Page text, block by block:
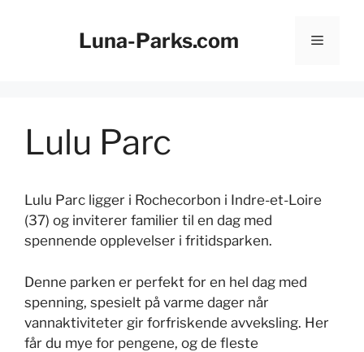
Luna-Parks.com Meny
Lulu Parc
Lulu Parc ligger i Rochecorbon i Indre-et-Loire
(37) og inviterer familier til en dag med
spennende opplevelser i fritidsparken.
Denne parken er perfekt for en hel dag med
spenning, spesielt på varme dager når
vannaktiviteter gir forfriskende avveksling. Her
får du mye for pengene, og de fleste